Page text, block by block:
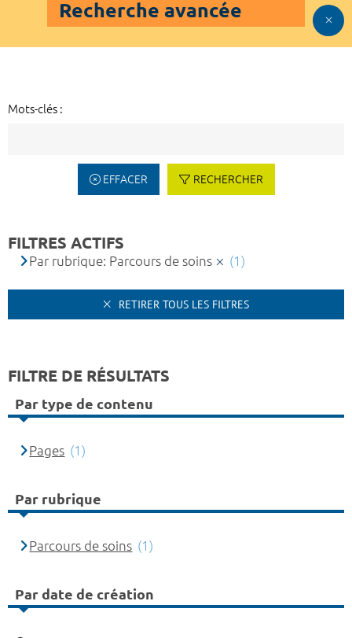
Recherche avancée
Mots-clés :
EFFACER RECHERCHER
FILTRES ACTIFS
Par rubrique: Parcours de soins (1)
RETIRER TOUS LES FILTRES
FILTRE DE RÉSULTATS
Par type de contenu
Pages (1)
Par rubrique
Parcours de soins (1)
Par date de création